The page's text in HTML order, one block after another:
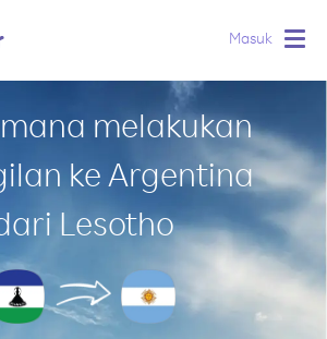
Masuk
melakukan
ke Argentina
Lesotho